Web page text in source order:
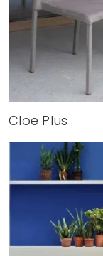
Cloe Plus